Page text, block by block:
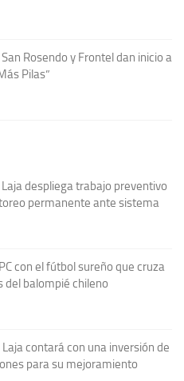
Rosendo y Frontel dan inicio a
Pilas”
despliega trabajo preventivo
permanente ante sistema
con el fútbol sureño que cruza
del balompié chileno
contará con una inversión de
para su mejoramiento